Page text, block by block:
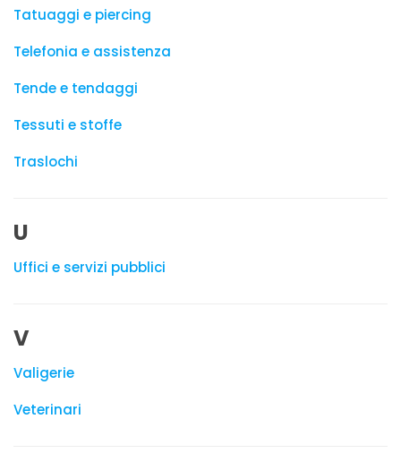
Tatuaggi e piercing
Telefonia e assistenza
Tende e tendaggi
Tessuti e stoffe
Traslochi
U
Uffici e servizi pubblici
V
Valigerie
Veterinari